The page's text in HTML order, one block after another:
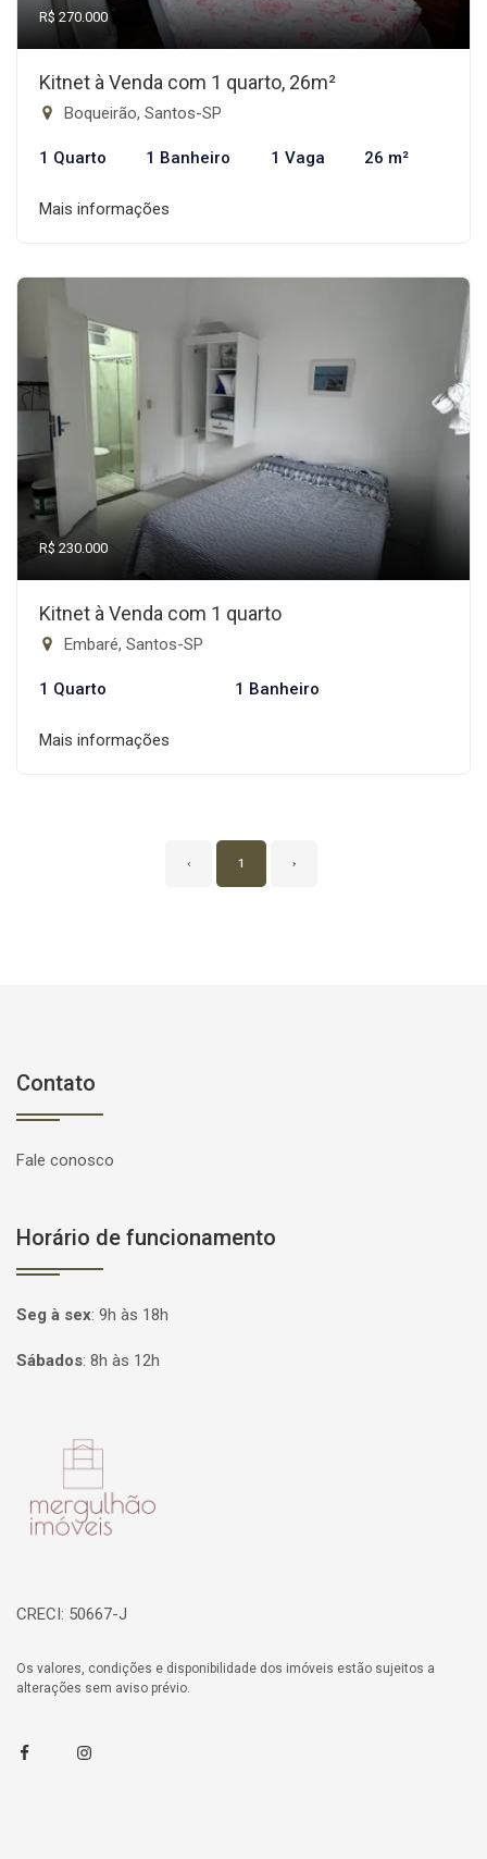
R$ 270.000
Kitnet à Venda com 1 quarto, 26m²
Boqueirão, Santos-SP
1 Quarto 1 Banheiro 1 Vaga 26 m²
Mais informações
R$ 230.000
Kitnet à Venda com 1 quarto
Embaré, Santos-SP
1 Quarto 1 Banheiro
Mais informações
‹ 1 ›
Contato
Fale conosco
Horário de funcionamento
Seg à sex: 9h às 18h
Sábados: 8h às 12h
CRECI: 50667-J
Os valores, condições e disponibilidade dos imóveis estão sujeitos a
alterações sem aviso prévio.
FacebookInstagram